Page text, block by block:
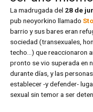
La madrugada del 28 de
pub neoyorkino llamado
barrio y sus bares eran
sociedad (transexuales,
techo…) que reaccionaron
pronto se vio superada en
durante días, y las
establecer -y defender-
sexual sin temor a ser